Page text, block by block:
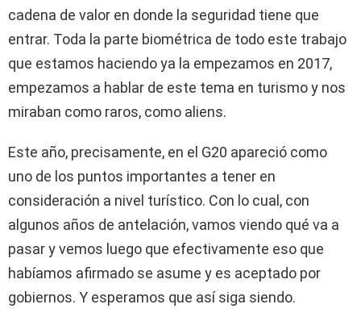
cadena de valor en donde la seguridad tiene que
entrar. Toda la parte biométrica de todo este trabajo
que estamos haciendo ya la empezamos en 2017,
empezamos a hablar de este tema en turismo y nos
miraban como raros, como aliens.
Este año, precisamente, en el G20 apareció como
uno de los puntos importantes a tener en
consideración a nivel turístico. Con lo cual, con
algunos años de antelación, vamos viendo qué va a
pasar y vemos luego que efectivamente eso que
habíamos afirmado se asume y es aceptado por
gobiernos. Y esperamos que así siga siendo.